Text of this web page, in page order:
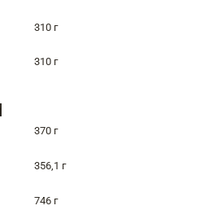
310 г
310 г
370 г
356,1 г
746 г